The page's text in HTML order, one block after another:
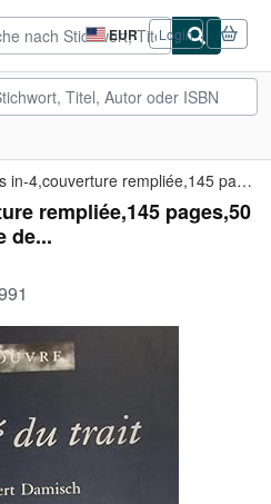
EUR
Seite
der
Einkaufseinstellungen.
Login
Repentirs in-4,couverture rempliée,145 pages,50 ...
rempliée,145 pages,50
de...